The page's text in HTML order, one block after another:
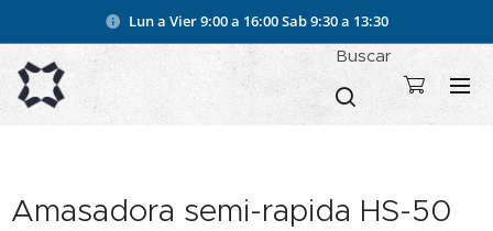
Lun a Vier 9:00 a 16:00Sab 9:30 a 13:30
Buscar
Amasadora semi-rapida HS-50